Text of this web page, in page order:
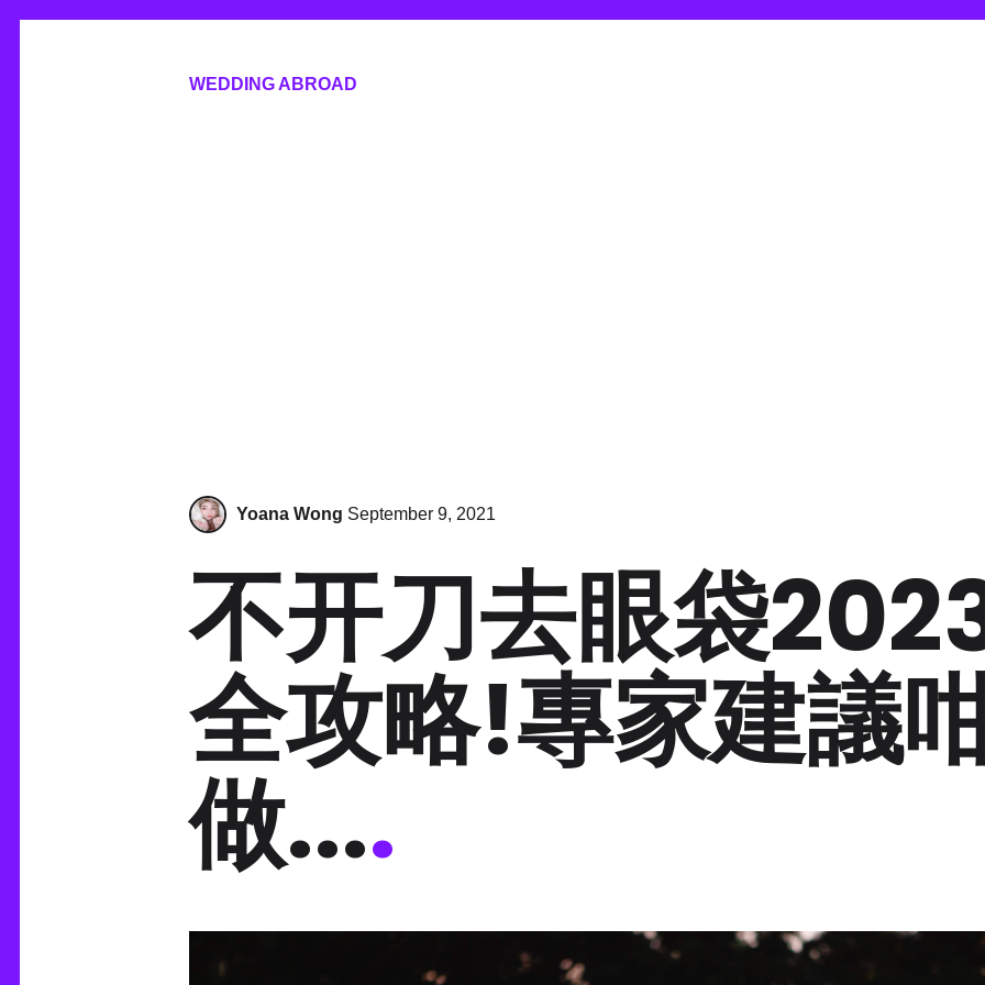
WEDDING ABROAD
Yoana Wong September 9, 2021
不开刀去眼袋
全攻略!專家建議
做....